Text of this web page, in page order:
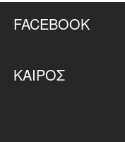
FACEBOOK
ΚΑΙΡΌΣ